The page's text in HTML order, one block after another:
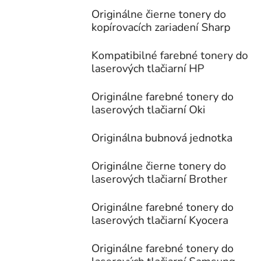
Originálne čierne tonery do
kopírovacích zariadení Sharp
Kompatibilné farebné tonery do
laserových tlačiarní HP
Originálne farebné tonery do
laserových tlačiarní Oki
Originálna bubnová jednotka
Originálne čierne tonery do
laserových tlačiarní Brother
Originálne farebné tonery do
laserových tlačiarní Kyocera
Originálne farebné tonery do